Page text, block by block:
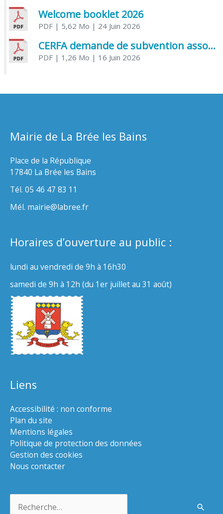
Welcome booklet 2026
PDF| 5,62 Mo | 24 Juin 2026
CERFA demande de subvention association
PDF| 1,26 Mo | 16 Juin 2026
Mairie de La Brée les Bains
Place de la République
17840 La Brée les Bains
Tél. 05 46 47 83 11
Mél. mairie@labree.fr
Horaires d’ouverture au public :
lundi au vendredi de 9h à 16h30
samedi de 9h à 12h (du 1er juillet au 31 août)
Liens
Accessibilité : non conforme
Plan du site
Mentions légales
Politique de protection des données
Gestion des cookies
Nous contacter